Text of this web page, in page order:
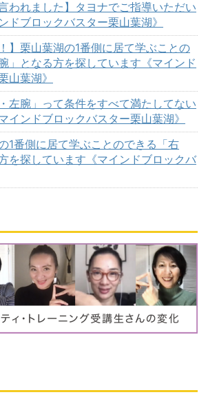
われました】タヨナでご指導いただい
ドブロックバスター栗山葉湖》
】栗山葉湖の1番側に居て学ぶことの
」となる方を探しています《マインド
山葉湖》
左腕」って条件をすべて満たしてない
インドブロックバスター栗山葉湖》
1番側に居て学ぶことのできる「右
を探しています《マインドブロックバ